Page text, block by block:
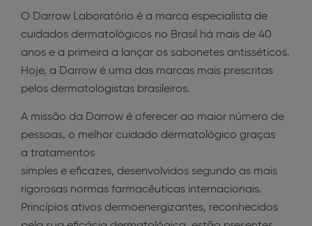
O Darrow Laboratório é a marca especialista de
cuidados dermatológicos no Brasil há mais de 40
anos e a primeira a lançar os sabonetes antisséticos.
Hoje, a Darrow é uma das marcas mais prescritas
pelos dermatologistas brasileiros.
A missão da Darrow é oferecer ao maior número de
pessoas, o melhor cuidado dermatológico graças
a tratamentos
simples e eficazes, desenvolvidos segundo as mais
rigorosas normas farmacêuticas internacionais.
Princípios ativos dermoenergizantes, reconhecidos